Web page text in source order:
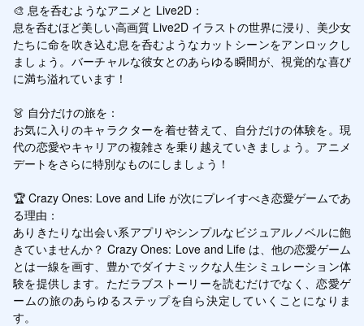
🎨 息を呑むようなアニメと Live2D：
息を呑むほど美しい高画質 Live2D イラストの世界に浸り、美少女
たちに命を吹き込む息を呑むようなカットシーンをアンロックし
ましょう。バーチャルな彼女とのあらゆる瞬間が、視覚的な喜び
に満ち溢れています！
👗 自分だけの旅を：
お気に入りのキャラクターを着せ替えて、自分だけの体験を。現
代の恋愛やキャリアの複雑さを乗り越えていきましょう。アニメ
デートをさらに特別なものにしましょう！
🏆 Crazy Ones: Love and Life が次にプレイすべき恋愛ゲームであ
る理由：
ありきたりな出会い系アプリやシンプルなビジュアルノベルに飽
きていませんか？ Crazy Ones: Love and Life は、他の恋愛ゲーム
とは一線を画す、豊かでダイナミックな人生シミュレーション体
験を提供します。ただラブストーリーを読むだけでなく、恋愛ゲ
ームの旅のあらゆるステップを自ら決定していくことになりま
す。